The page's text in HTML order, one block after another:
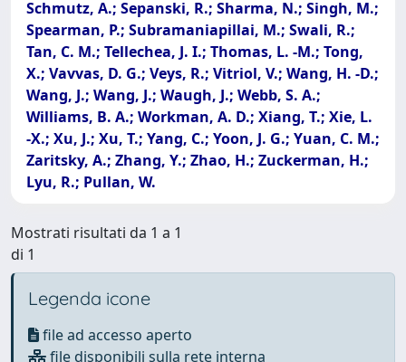
Mostrati risultati da 1 a 1
di 1
Legenda icone
file ad accesso aperto
file disponibili sulla rete interna